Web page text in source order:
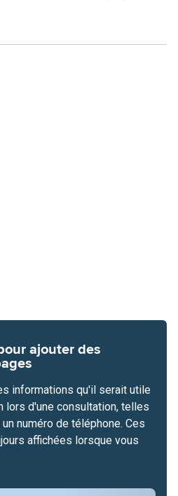
ajouter des
informations qu'il serait utile
lors d'une consultation, telles
numéro de téléphone. Ces
affichées lorsque vous